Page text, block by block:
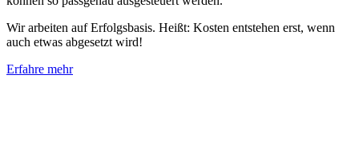
Wir arbeiten auf Erfolgsbasis. Heißt: Kosten entstehen erst, wenn
auch etwas abgesetzt wird!
Erfahre mehr